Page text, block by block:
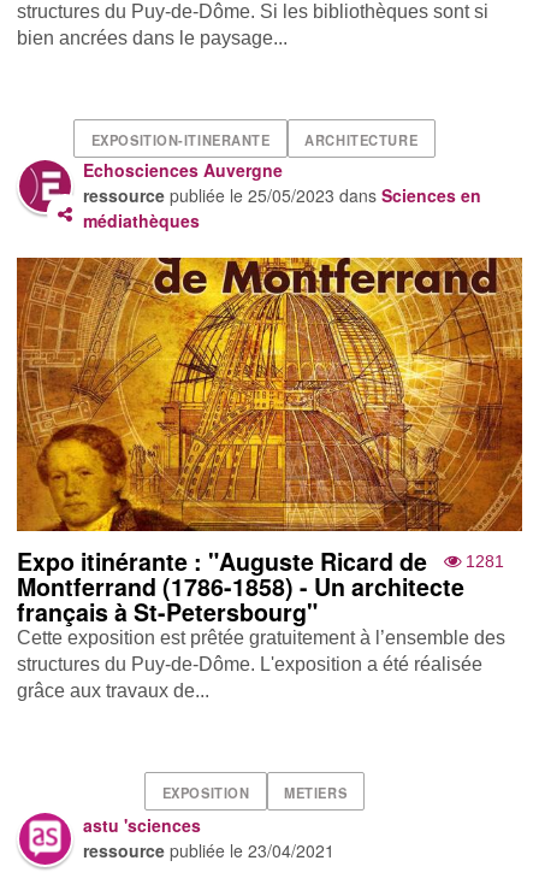
structures du Puy-de-Dôme. Si les bibliothèques sont si
bien ancrées dans le paysage...
EXPOSITION-ITINERANTE ARCHITECTURE
Echosciences Auvergne
ressource publiée le25/05/2023 dansSciences en
médiathèques
1281
Expo itinérante : "Auguste Ricard de
Montferrand (1786-1858) - Un architecte
français à St-Petersbourg"
Cette exposition est prêtée gratuitement à l’ensemble des
structures du Puy-de-Dôme. L'exposition a été réalisée
grâce aux travaux de...
EXPOSITION METIERS
astu 'sciences
ressource publiée le23/04/2021